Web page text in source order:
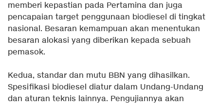
memberi kepastian pada Pertamina dan juga
pencapaian target penggunaan biodiesel di tingkat
nasional. Besaran kemampuan akan menentukan
besaran alokasi yang diberikan kepada sebuah
pemasok.
Kedua, standar dan mutu BBN yang dihasilkan.
Spesifikasi biodiesel diatur dalam Undang-Undang
dan aturan teknis lainnya. Pengujiannya akan